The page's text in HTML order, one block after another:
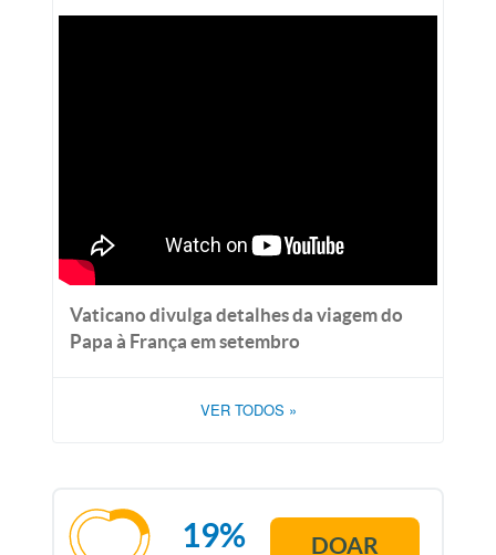
Vaticano divulga detalhes da viagem do
Papa à França em setembro
VER TODOS »
19% DOAR